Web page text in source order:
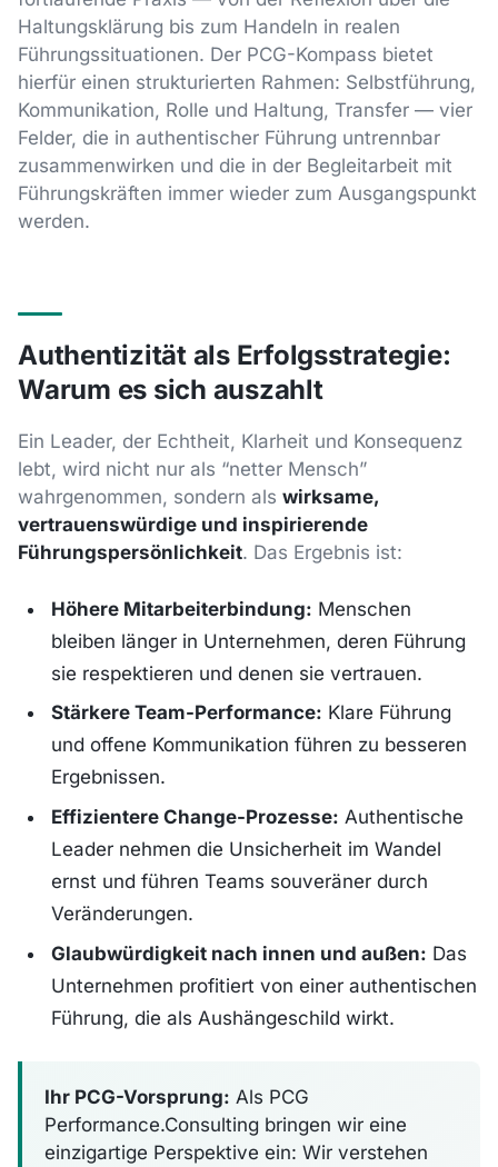
Haltungsklärung bis zum Handeln in realen
Führungssituationen. Der PCG-Kompass bietet
hierfür einen strukturierten Rahmen: Selbstführung,
Kommunikation, Rolle und Haltung, Transfer — vier
Felder, die in authentischer Führung untrennbar
zusammenwirken und die in der Begleitarbeit mit
Führungskräften immer wieder zum Ausgangspunkt
werden.
Authentizität als Erfolgsstrategie:
Warum es sich auszahlt
Ein Leader, der Echtheit, Klarheit und Konsequenz
lebt, wird nicht nur als “netter Mensch”
wahrgenommen, sondern als wirksame,
vertrauenswürdige und inspirierende
Führungspersönlichkeit. Das Ergebnis ist:
Höhere Mitarbeiterbindung: Menschen
bleiben länger in Unternehmen, deren Führung
sie respektieren und denen sie vertrauen.
Stärkere Team-Performance: Klare Führung
und offene Kommunikation führen zu besseren
Ergebnissen.
Effizientere Change-Prozesse: Authentische
Leader nehmen die Unsicherheit im Wandel
ernst und führen Teams souveräner durch
Veränderungen.
Glaubwürdigkeit nach innen und außen: Das
Unternehmen profitiert von einer authentischen
Führung, die als Aushängeschild wirkt.
Ihr PCG-Vorsprung: Als PCG
Performance.Consulting bringen wir eine
einzigartige Perspektive ein: Wir verstehen